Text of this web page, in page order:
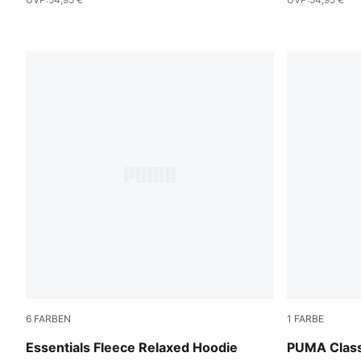
6 FARBEN
Essentials Fleece Relaxed Hoodie
Rose Latte
1 FARBE
PUMA
Rosy